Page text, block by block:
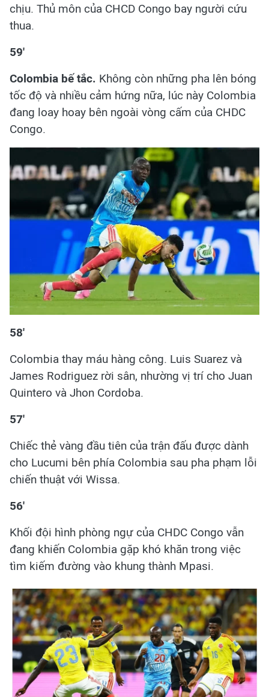
chịu. Thủ môn của CHCD Congo bay người cứu
thua.
59'
Colombia bế tắc. Không còn những pha lên bóng
tốc độ và nhiều cảm hứng nữa, lúc này Colombia
đang loay hoay bên ngoài vòng cấm của CHDC
Congo.
58'
Colombia thay máu hàng công. Luis Suarez và
James Rodriguez rời sân, nhường vị trí cho Juan
Quintero và Jhon Cordoba.
57'
Chiếc thẻ vàng đầu tiên của trận đấu được dành
cho Lucumi bên phía Colombia sau pha phạm lỗi
chiến thuật với Wissa.
56'
Khối đội hình phòng ngự của CHDC Congo vẫn
đang khiến Colombia gặp khó khăn trong việc
tìm kiếm đường vào khung thành Mpasi.